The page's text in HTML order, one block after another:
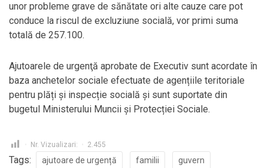
unor probleme grave de sănătate ori alte cauze care pot
conduce la riscul de excluziune socială, vor primi suma
totală de 257.100.
Ajutoarele de urgenţă aprobate de Executiv sunt acordate în
baza anchetelor sociale efectuate de agențiile teritoriale
pentru plăți și inspecție socială și sunt suportate din
bugetul Ministerului Muncii și Protecției Sociale.
Nr. Vizualizari: 2.455
Tags: ajutoare de urgență familii
guvern